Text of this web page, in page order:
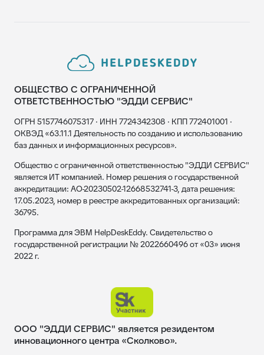
ОБЩЕСТВО С ОГРАНИЧЕННОЙ
ОТВЕТСТВЕННОСТЬЮ "ЭДДИ СЕРВИС"
ОГРН 5157746075317 · ИНН 7724342308 · КПП 772401001 ·
ОКВЭД «63.11.1 Деятельность по созданию и использованию
баз данных и информационных ресурсов».
Общество с ограниченной ответственностью "ЭДДИ СЕРВИС"
является ИТ компанией. Номер решения о государственной
аккредитации: АО-20230502-12668532741-3, дата решения:
17.05.2023, номер в реестре аккредитованных организаций:
36795.
Программа для ЭВМ HelpDeskEddy. Свидетельство о
государственной регистрации № 2022660496 от «03» июня
2022 г.
ООО "ЭДДИ СЕРВИС" является резидентом
инновационного центра «Сколково».